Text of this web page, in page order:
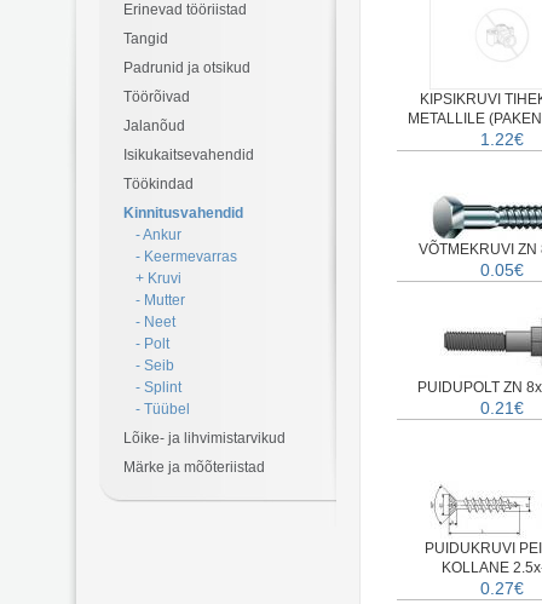
Erinevad tööriistad
Tangid
Padrunid ja otsikud
Töörõivad
Jalanõud
Isikukaitsevahendid
Töökindad
Kinnitusvahendid
- Ankur
- Keermevarras
+ Kruvi
- Mutter
- Neet
- Polt
- Seib
- Splint
- Tüübel
Lõike- ja lihvimistarvikud
Märke ja mõõteriistad
KIPSIKRUVI
METALLILE
1.22€
VÕTMEKRUVI ZN
0.05€
PUIDUPOLT ZN
0.21€
PUIDUKRUVI
KOLLANE
0.27€